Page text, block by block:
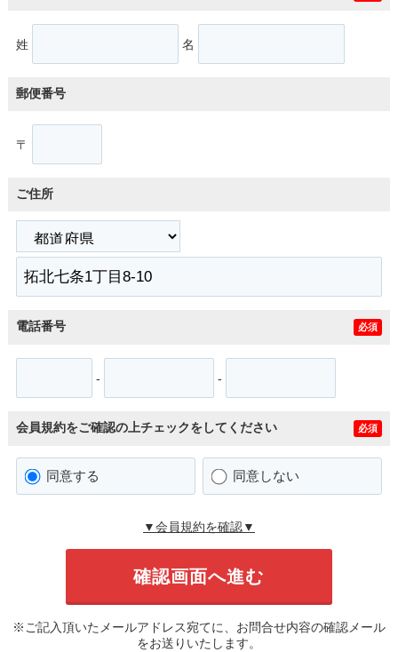
姓 名
郵便番号
〒
ご住所
電話番号 必須
- -
会員規約をご確認の上チェックをしてください 必須
同意する 同意しない
▼会員規約を確認▼
※ご記入頂いたメールアドレス宛てに、お問合せ内容の確認メール
をお送りいたします。